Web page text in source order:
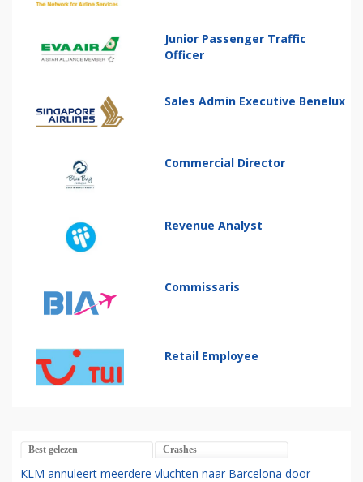
Junior Passenger Traffic
Officer
Sales Admin Executive Benelux
Commercial Director
Revenue Analyst
Commissaris
Retail Employee
Best gelezen Crashes
KLM annuleert meerdere vluchten naar Barcelona door